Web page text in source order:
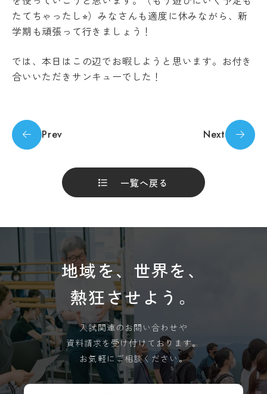
理
あ
る
支
在
たてちゃったし⭐︎）みなさんも適度に休みながら、新
学期も頑張って行きましょう！
では、本日はこの辺でお暇しようと思います。お付き
合いいただきサンキューでした！
Prev
一覧へ戻る
Next
地域を、世界を、
熱狂させよう。
入試関連のお問い合わせや
資料請求を受け付けております。
お気軽にご相談ください。